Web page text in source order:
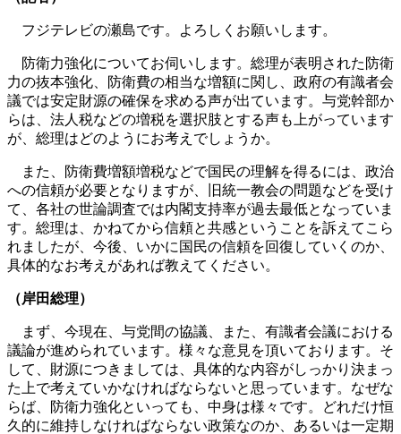
フジテレビの瀬島です。よろしくお願いします。
防衛力強化についてお伺いします。総理が表明された防衛
力の抜本強化、防衛費の相当な増額に関し、政府の有識者会
議では安定財源の確保を求める声が出ています。与党幹部か
らは、法人税などの増税を選択肢とする声も上がっています
が、総理はどのようにお考えでしょうか。
また、防衛費増額増税などで国民の理解を得るには、政治
への信頼が必要となりますが、旧統一教会の問題などを受け
て、各社の世論調査では内閣支持率が過去最低となっていま
す。総理は、かねてから信頼と共感ということを訴えてこら
れましたが、今後、いかに国民の信頼を回復していくのか、
具体的なお考えがあれば教えてください。
（岸田総理）
まず、今現在、与党間の協議、また、有識者会議における
議論が進められています。様々な意見を頂いております。そ
して、財源につきましては、具体的な内容がしっかり決まっ
た上で考えていかなければならないと思っています。なぜな
らば、防衛力強化といっても、中身は様々です。どれだけ恒
久的に維持しなければならない政策なのか、あるいは一定期